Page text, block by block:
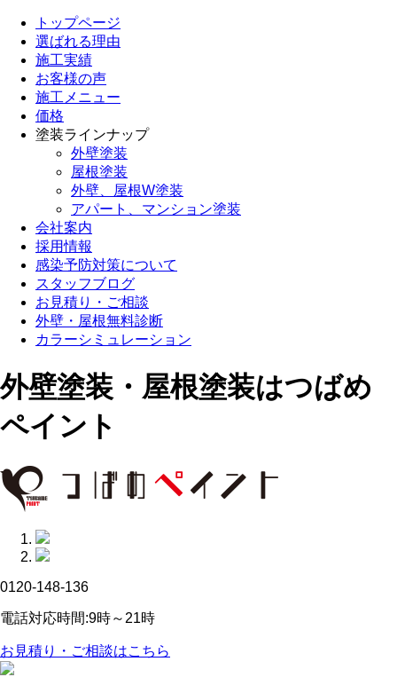
トップページ
選ばれる理由
施工実績
お客様の声
施工メニュー
価格
塗装ラインナップ
外壁塗装
屋根塗装
外壁、屋根W塗装
アパート、マンション塗装
会社案内
採用情報
感染予防対策について
スタッフブログ
お見積り・ご相談
外壁・屋根無料診断
カラーシミュレーション
外壁塗装・屋根塗装はつばめ
ペイント
0120-148-136
電話対応時間:9時～21時
お見積り・ご相談はこちら